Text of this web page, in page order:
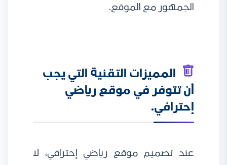
الجمهور مع الموقع.
المميزات التقنية التي يجب
أن تتوفر في موقع رياضي
إحترافي.
عند تصميم موقع رياضي إحترافي، لا